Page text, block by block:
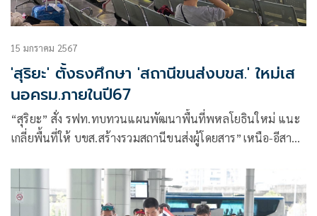
15 มกราคม 2567
'สุริยะ' ตั้งธงศึกษา 'สถานีขนส่งบขส.' ใหม่เส
นอครม.ภายในปี67
“สุริยะ” สั่ง รฟท.ทบทวนแผนพัฒนาพื้นที่พหลโยธินใหม่ แนะ
เกลี่ยพื้นที่ให้ บขส.สร้างรวมสถานีขนส่งผู้โดยสาร”เหนือ-อีสาน-